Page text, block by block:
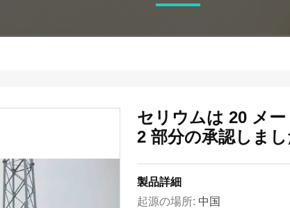
セリウムは 20 メ
2 部分の承認しまし
製品詳細
起源の場所: 中国